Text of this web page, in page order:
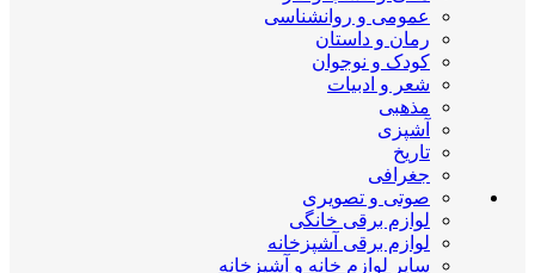
عمومی و روانشناسی
رمان و داستان
کودک و نوجوان
شعر و ادبیات
مذهبی
آشپزی
تاریخ
جغرافی
صوتی و تصویری
لوازم برقی خانگی
لوازم برقی آشپزخانه
سایر لوازم خانه و آشپزخانه